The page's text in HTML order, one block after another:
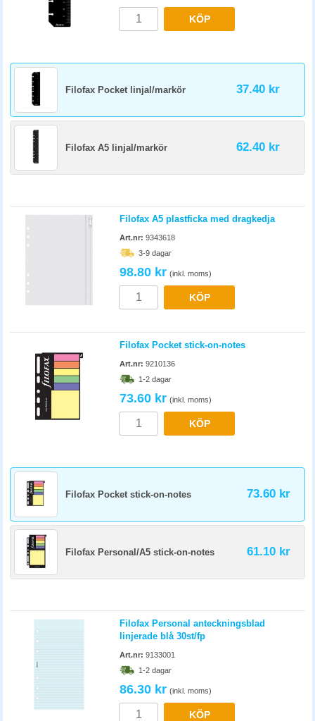
KÖP
Filofax Pocket linjal/markör 37.40 kr
Filofax A5 linjal/markör 62.40 kr
Filofax A5 plastficka med dragkedja
Art.nr: 9343618
3-9 dagar
98.80 kr (inkl. moms)
KÖP
Filofax Pocket stick-on-notes
Art.nr: 9210136
1-2 dagar
73.60 kr (inkl. moms)
KÖP
Filofax Pocket stick-on-notes 73.60 kr
Filofax Personal/A5 stick-on-notes 61.10 kr
Filofax Personal anteckningsblad
linjerade blå 30st/fp
Art.nr: 9133001
1-2 dagar
86.30 kr (inkl. moms)
KÖP